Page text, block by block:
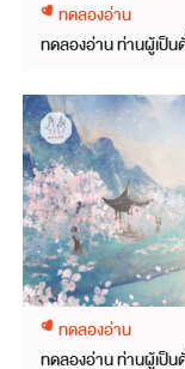
ทดลองอ่าน
ทดลองอ่าน ท่านผู้เป็น
ทดลองอ่าน
ทดลองอ่าน ท่านผู้เป็น